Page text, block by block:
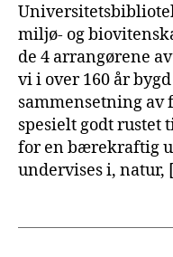
miljø- og
de 4 arrangørene
vi i over 160 år
sammensetning av
spesielt godt
for en bærekraftig
undervises i, natur,